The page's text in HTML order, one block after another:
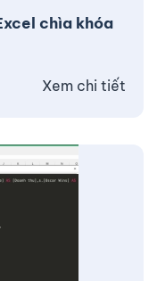
chìa khóa
Xem chi tiết